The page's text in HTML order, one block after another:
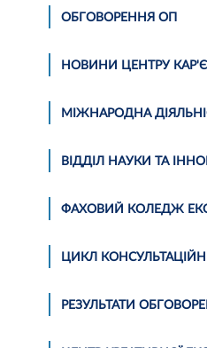
ОБГОВОРЕННЯ ОП
НОВИНИ ЦЕНТРУ
МІЖНАРОДНА
ВІДДІЛ НАУКИ ТА
ФАХОВИЙ КОЛЕДЖ
ЦИКЛ
РЕЗУЛЬТАТИ